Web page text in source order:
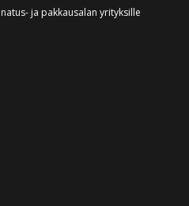
ja pakkausalan yrityksille